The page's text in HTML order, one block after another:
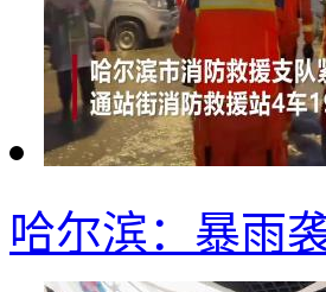
哈尔滨：暴雨